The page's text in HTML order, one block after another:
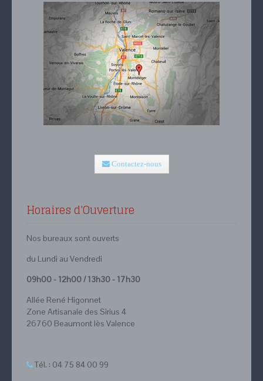
Contactez-nous
Horaires d'Ouverture
Nos bureaux sont ouverts
du Lundi au Vendredi
09h00 - 12h00 / 13h30 - 17h30
Allée René Higonnet
Zone Artisanale des Sirius 4
26760 Beaumont lès Valence
Tél. : 04 75 84 00 99